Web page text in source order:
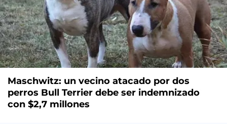
Maschwitz: un vecino atacado por dos
perros Bull Terrier debe ser indemnizado
con $2,7 millones